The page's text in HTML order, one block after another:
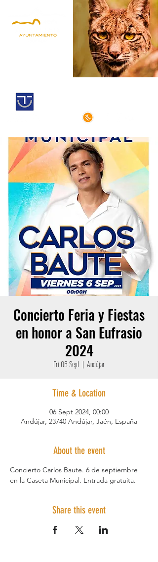
Concierto Feria y Fiestas
en honor a San Eufrasio
2024
Fri 06 Sept
  |
Andújar
Time & Location
06 Sept 2024, 00:00
Andújar, 23740 Andújar, Jaén, España
About the event
Concierto Carlos Baute. 6 de septiembre
en la Caseta Municipal. Entrada gratuita.
Share this event